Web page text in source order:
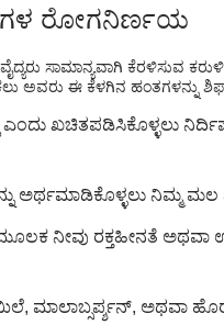
ರೋಗನಿರ್ಣಯ
ಸಾಮಾನ್ಯವಾಗಿ ಕೆರಳಿಸುವ
ಅವರು ಈ ಕೆಳಗಿನ ಹಂತಗಳನ್ನು
ಖಚಿತಪಡಿಸಿಕೊಳ್ಳಲು
ಅರ್ಥಮಾಡಿಕೊಳ್ಳಲು ನಿಮ್ಮ
ನೀವು ರಕ್ತಹೀನತೆ
ಮಾಲಾಬ್ಸರ್ಪ್ಶನ್, ಅಥವಾ